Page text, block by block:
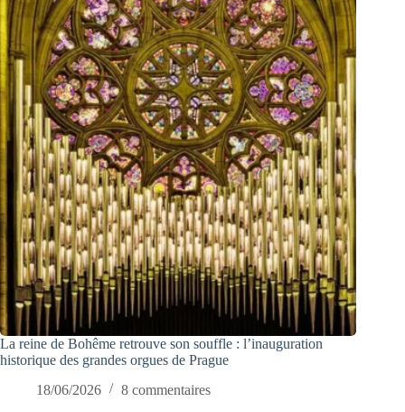
La reine de Bohême retrouve son souffle : l’inauguration
historique des grandes orgues de Prague
18/06/2026
8 commentaires